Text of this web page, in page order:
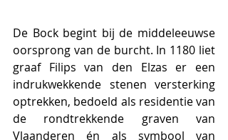
De Bock begint bij de middeleeuwse
oorsprong van de burcht. In 1180 liet
graaf Filips van den Elzas er een
indrukwekkende stenen versterking
optrekken, bedoeld als residentie van
de rondtrekkende graven van
Vlaanderen én als symbool van